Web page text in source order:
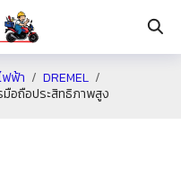
ฟฟ้า
DREMEL
มือถือประสิทธิภาพสูง